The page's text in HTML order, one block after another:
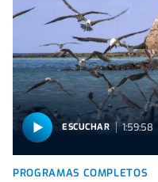
ESCUCHAR 1:59:58
PROGRAMAS COMPLETOS